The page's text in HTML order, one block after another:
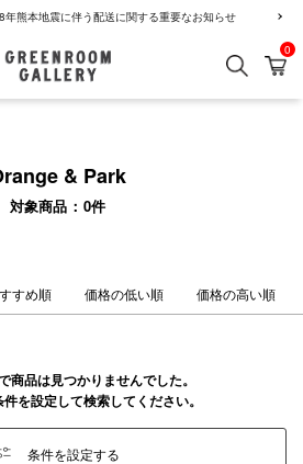
年熊本地震に伴う配送に関する重要なお知らせ
検索 カ
0
& Park
対象商品 0件
すめ順 価格の低い順 価格の高い順
商品は見つかりませんでした。
を設定して検索してください。
条件を設定する